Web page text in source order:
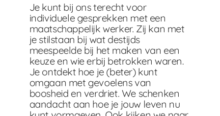
Je kunt bij ons terecht voor
individuele gesprekken met een
maatschappelijk werker. Zij kan met
je stilstaan bij wat destijds
meespeelde bij het maken van een
keuze en wie erbij betrokken waren.
Je ontdekt hoe je (beter) kunt
omgaan met gevoelens van
boosheid en verdriet. We schenken
aandacht aan hoe je jouw leven nu